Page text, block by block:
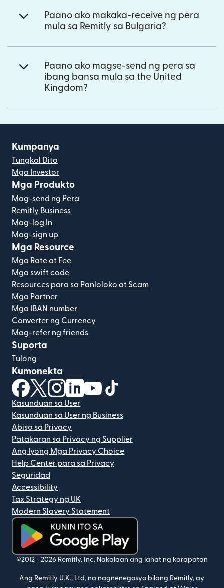
Paano ako makaka-receive ng pera
mula sa Remitly sa Bulgaria?
Paano ako magse-send ng pera sa
ibang bansa mula sa the United
Kingdom?
Kumpanya
Tungkol Dito
Mga Investor
Mga Produkto
Mag-send ng Pera
Remitly Business
Mag-log In
Mag-sign up
Mga Resource
Mga Rate at Fee
Mga swift code
Resources para sa Panloloko at Scam
Mga Partner
Mga IBAN number
Converter ng Currency
Mag-refer ng friends
Suporta
Tulong
Kumonekta
(bubukas sa bagong window)
(bubukas sa bagong window)
(bubukas sa bagong window)
(bubukas sa bagong window)
(bubukas sa bagong window)
Kasunduan sa User
Kasunduan sa User ng Business
Abiso sa Privacy
Patakaran sa Privacy ng Supplier
Ang Iyong Mga Privacy Choice
Help Center para sa Privacy
Seguridad
Accessibility
Tax Strategy ng UK
Modern Slavery Statement
(bubukas sa bagong window)
©2012 - 2026 Remitly, Inc. Nakalaan ang lahat ng karapatan
Ang Remitly U.K., Ltd, na nagnenegosyo bilang Remitly, ay